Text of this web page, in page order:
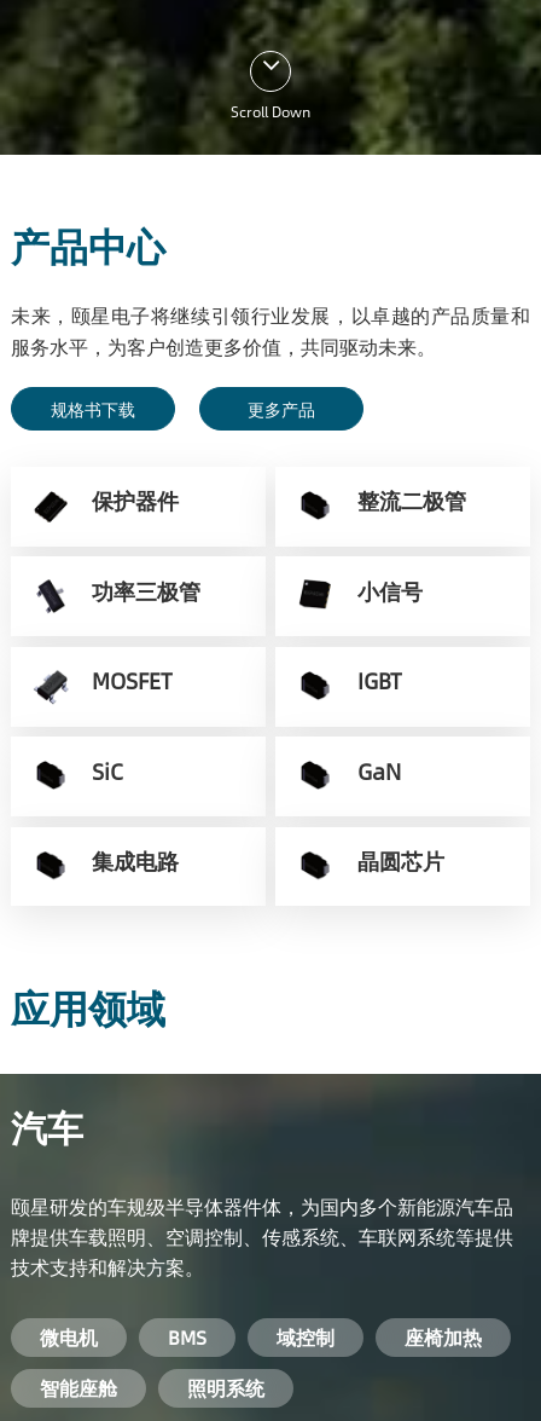
Scroll Down
产品中心
未来，颐星电子将继续引领行业发展，以卓越的产品质量和
服务水平，为客户创造更多价值，共同驱动未来。
规格书下载 更多产品
保护器件 整流二极管
功率三极管 小信号
MOSFET IGBT
SiC GaN
集成电路 晶圆芯片
应用领域
汽车
颐星研发的车规级半导体器件体，为国内多个新能源汽车品
牌提供车载照明、空调控制、传感系统、车联网系统等提供
技术支持和解决方案。
微电机 BMS 域控制
座椅加热
智能座舱
照明系统
电池管理系统
储能逆变器
工业电焊机 变频器
电机驱动
安防摄像头
开关电源 手机充电器
服务器电源
PC电源
电脑 手机 基站 机顶盒
智能农业 智能医疗
智能交通
智能家居